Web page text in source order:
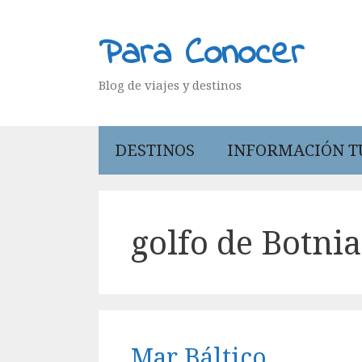
Para Conocer
Blog de viajes y destinos
DESTINOS INFORMACIÓN
golfo de Botnia